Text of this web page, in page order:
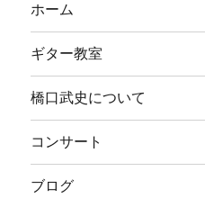
ホーム
ギター教室
橋口武史について
コンサート
ブログ